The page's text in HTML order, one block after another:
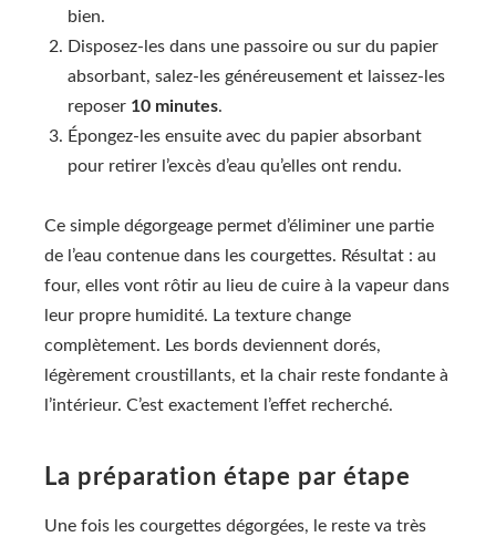
bien.
Disposez-les dans une passoire ou sur du papier
absorbant, salez-les généreusement et laissez-les
reposer 10 minutes.
Épongez-les ensuite avec du papier absorbant
pour retirer l’excès d’eau qu’elles ont rendu.
Ce simple dégorgeage permet d’éliminer une partie
de l’eau contenue dans les courgettes. Résultat : au
four, elles vont rôtir au lieu de cuire à la vapeur dans
leur propre humidité. La texture change
complètement. Les bords deviennent dorés,
légèrement croustillants, et la chair reste fondante à
l’intérieur. C’est exactement l’effet recherché.
La préparation étape par étape
Une fois les courgettes dégorgées, le reste va très